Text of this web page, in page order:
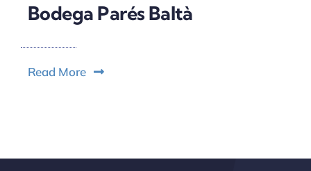
Bodega Parés Baltà
Read More